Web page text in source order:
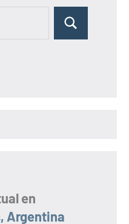
B
en
Argentina